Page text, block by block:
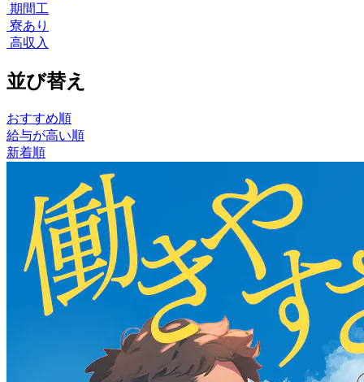
期間工
寮あり
高収入
並び替え
おすすめ順
給与が高い順
新着順